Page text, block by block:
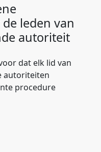
leden van
autoriteit
dat elk lid van
autoriteiten
procedure